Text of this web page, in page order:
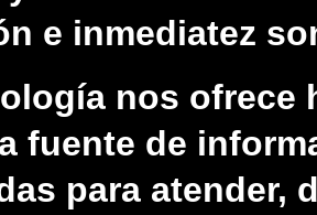
e inmediatez
nos ofrece
fuente de
para atender,